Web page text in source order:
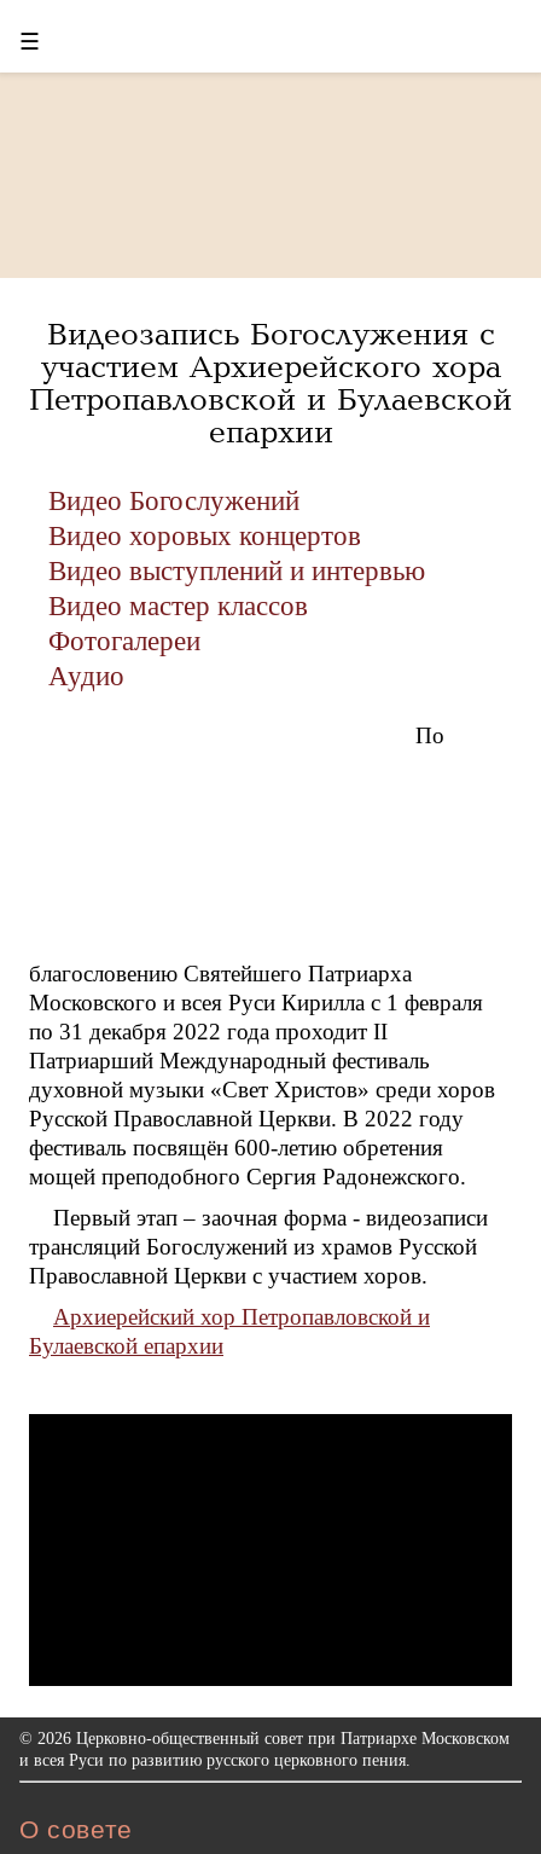
☰
Видеозапись Богослужения с
участием Архиерейского хора
Петропавловской и Булаевской
епархии
Видео Богослужений
Видео хоровых концертов
Видео выступлений и интервью
Видео мастер классов
Фотогалереи
Аудио
По
благословению Святейшего Патриарха
Московского и всея Руси Кирилла с 1 февраля
по 31 декабря 2022 года проходит II
Патриарший Международный фестиваль
духовной музыки «Свет Христов» среди хоров
Русской Православной Церкви. В 2022 году
фестиваль посвящён 600-летию обретения
мощей преподобного Сергия Радонежского.
Первый этап – заочная форма - видеозаписи
трансляций Богослужений из храмов Русской
Православной Церкви с участием хоров.
Архиерейский хор Петропавловской и
Булаевской епархии
© 2026 Церковно-общественный совет при Патриархе Московском
и всея Руси по развитию русского церковного пения.
О совете